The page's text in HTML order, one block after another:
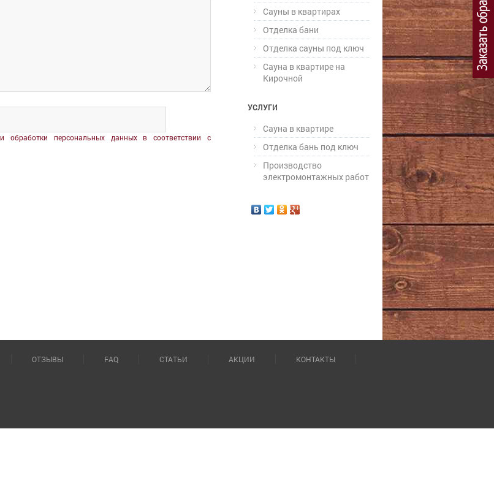
персональных данных в соответствии с
Сауны в квартирах
Отделка бани
Отделка сауны под ключ
Сауна в квартире на
Кирочной
УСЛУГИ
Сауна в квартире
Отделка бань под ключ
Производство
электромонтажных работ
ОТЗЫВЫ FAQ СТАТЬИ АКЦИИ КОНТАКТЫ